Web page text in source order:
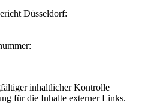
Düsseldorf:
inhaltlicher Kontrolle
für die Inhalte externer Links.